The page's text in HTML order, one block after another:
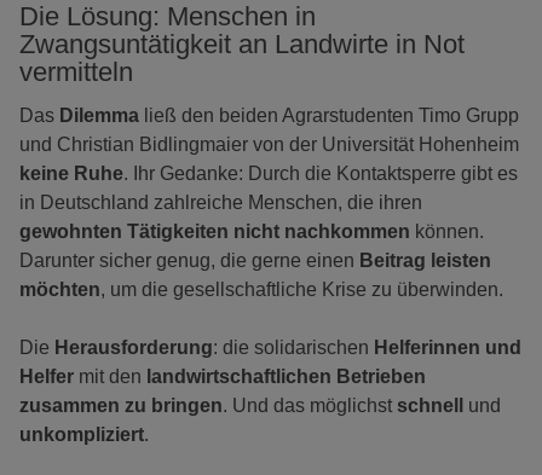
Die Lösung: Menschen in
Zwangsuntätigkeit an Landwirte in Not
vermitteln
Das Dilemma ließ den beiden Agrarstudenten Timo Grupp
und Christian Bidlingmaier von der Universität Hohenheim
keine Ruhe. Ihr Gedanke: Durch die Kontaktsperre gibt es
in Deutschland zahlreiche Menschen, die ihren
gewohnten Tätigkeiten nicht nachkommen können.
Darunter sicher genug, die gerne einen Beitrag leisten
möchten, um die gesellschaftliche Krise zu überwinden.
Die Herausforderung: die solidarischen Helferinnen und
Helfer mit den landwirtschaftlichen Betrieben
zusammen zu bringen. Und das möglichst schnell und
unkompliziert.